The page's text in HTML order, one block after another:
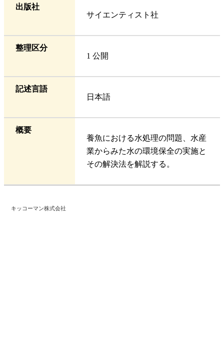
出版社
サイエンティスト社
整理区分
1 公開
記述言語
日本語
概要
養魚における水処理の問題、水産
業からみた水の環境保全の実施と
その解決法を解説する。
キッコーマン株式会社